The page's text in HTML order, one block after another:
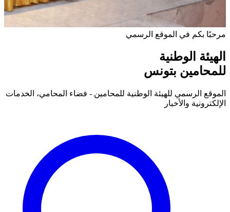
مرحبًا بكم في الموقع الرسمي
الهيئة الوطنية
للمحامين بتونس
الموقع الرسمي للهيئة الوطنية للمحامين - فضاء المحامي، الخدمات
الإلكترونية والأخبار